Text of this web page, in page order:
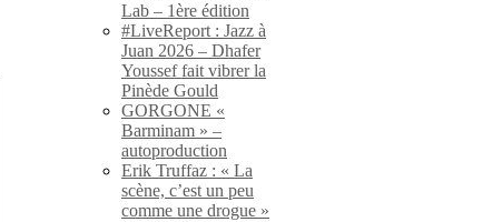
Lab – 1ère édition
#LiveReport : Jazz à
Juan 2026 – Dhafer
Youssef fait vibrer la
Pinède Gould
GORGONE «
Barminam » –
autoproduction
Erik Truffaz : « La
scène, c’est un peu
comme une drogue »